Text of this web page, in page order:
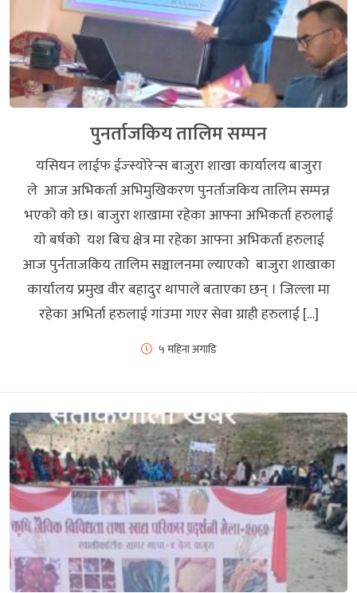
पुनर्ताजकिय तालिम सम्पन
यसियन लाईफ ईज्स्याेरेन्स बाजुरा शाखा कार्यालय बाजुरा
ले आज अभिकर्ता अभिमुखिकरण पुनर्ताजकिय तालिम सम्पन्न
भएकाे काे छ। बाजुरा शाखामा रहेका आफ्ना अभिकर्ता हरुलाई
याे बर्षकाे यश बिच क्षेत्र मा रहेका आफ्ना अभिकर्ता हरुलाई
आज पुर्नताजकिय तालिम सञ्चालनमा ल्याएकाे बाजुरा शाखाका
कार्यालय प्रमुख वीर बहादुर थापाले बताएका छन् । जिल्ला मा
रहेका अभिर्ता हरुलाई गांउमा गएर सेवा ग्राही हरुलाई […]
५ महिना अगाडि